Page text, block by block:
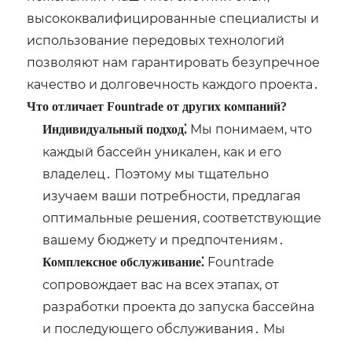
высококвалифицированные специалисты и
использование передовых технологий
позволяют нам гарантировать безупречное
качество и долговечность каждого проекта․
Что отличает Fountrade от других компаний?
Индивидуальный подход⁚ Мы понимаем, что
каждый бассейн уникален, как и его
владелец․ Поэтому мы тщательно
изучаем ваши потребности, предлагая
оптимальные решения, соответствующие
вашему бюджету и предпочтениям․
Комплексное обслуживание⁚ Fountrade
сопровождает вас на всех этапах, от
разработки проекта до запуска бассейна
и последующего обслуживания․ Мы